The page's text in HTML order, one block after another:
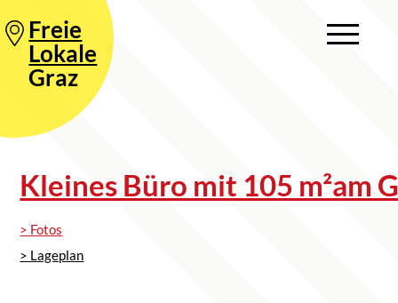
Freie
Lokale
Graz
Kleines Büro mit 105 m²am
> Fotos
> Lageplan